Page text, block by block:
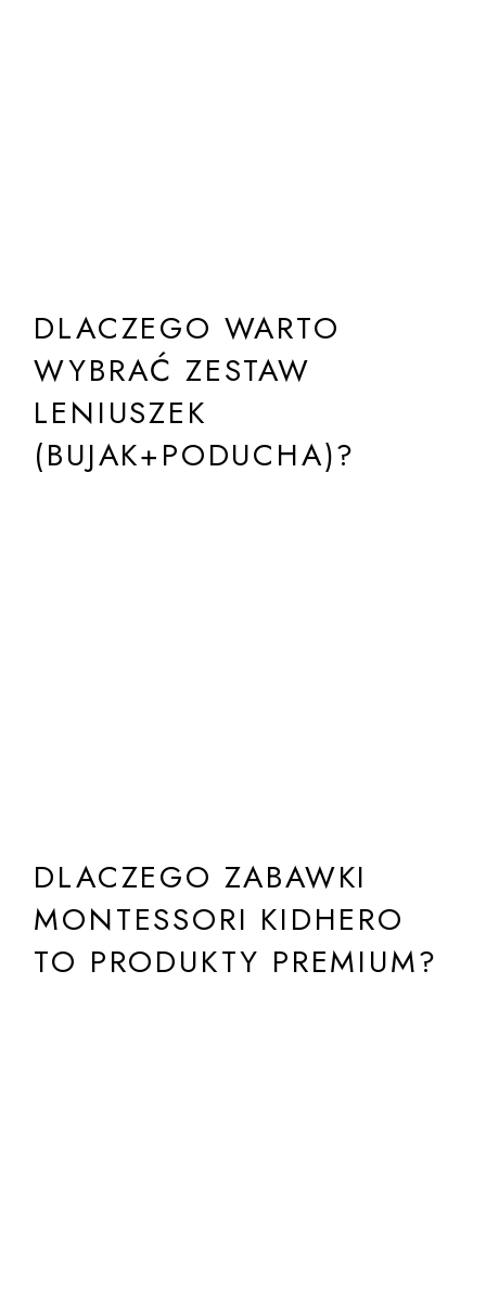
DLACZEGO WARTO
WYBRAĆ ZESTAW
LENIUSZEK
(BUJAK+PODUCHA)?
DLACZEGO ZABAWKI
MONTESSORI KIDHERO
TO PRODUKTY PREMIUM?